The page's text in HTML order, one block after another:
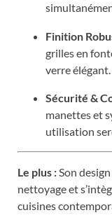
Finition
grilles en
verre élégant.
Sécurité &
manettes et
utilisation
Le plus :Son
nettoyage et
cuisines